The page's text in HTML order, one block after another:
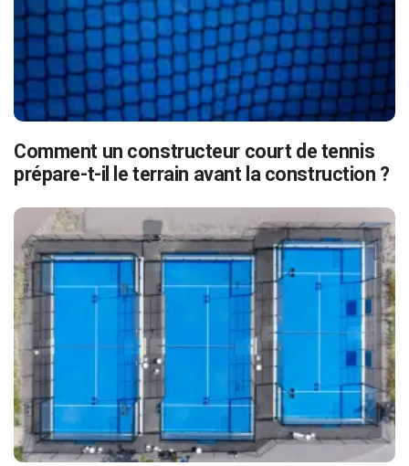
Comment un constructeur court de tennis
prépare-t-il le terrain avant la construction ?